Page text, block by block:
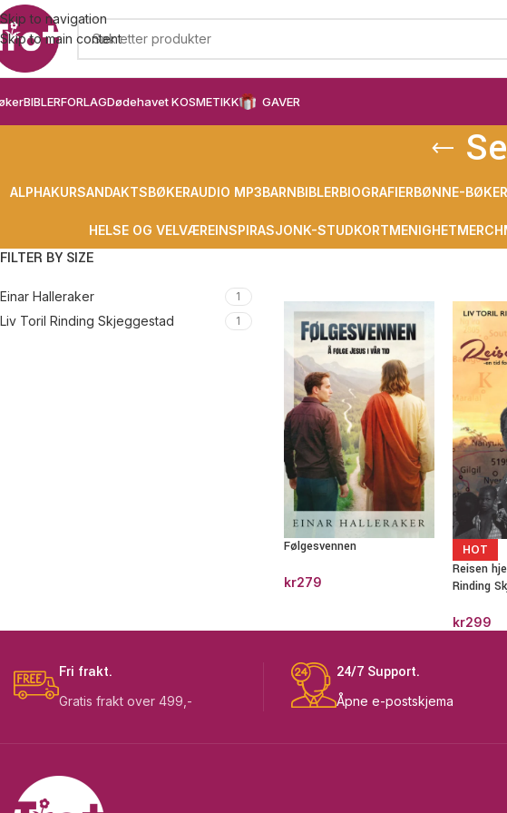
Skip to navigation
Skip to main content
BIBLERFORLAGDødehavet KOSMETIKK GAVER
ALPHAKURSANDAKTSBØKERAUDIO MP3BARNBIBLERBIOGRAFIERBØNNE-BØKER
HELSE OG VELVÆREINSPIRASJONK-STUDKORTMENIGHETMERCH
FILTER BY SIZE
Einar Halleraker 1
Liv Toril Rinding Skjeggestad 1
Følgesvennen
kr279
HOT
Reisen
Rinding
kr299
Fri frakt.
Gratis frakt over 499,-
24/7 Support.
Åpne e-postskjema